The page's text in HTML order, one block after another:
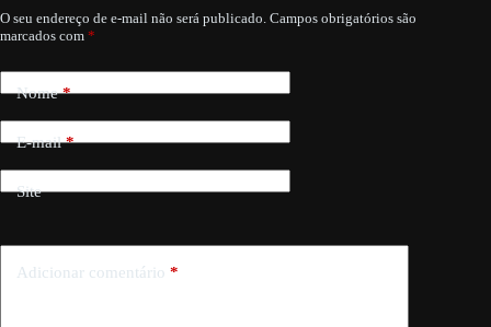
O seu endereço de e-mail não será publicado. Campos obrigatórios são
marcados com *
Nome*
E-mail*
Site
Adicionar comentário *